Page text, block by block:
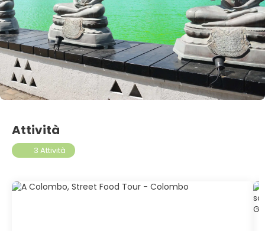
Attività
3 Attività